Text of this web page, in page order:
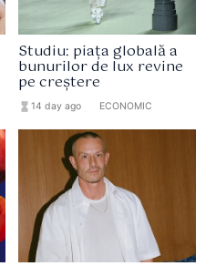
Studiu: piața globală a
bunurilor de lux revine
pe creștere
hourglass_full 14 day ago ECONOMIC